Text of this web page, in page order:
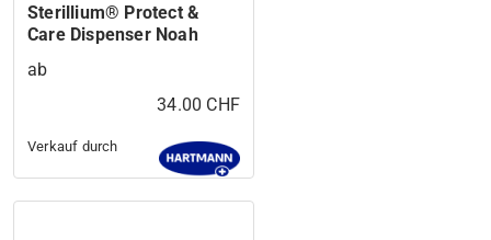
Sterillium® Protect &
Care Dispenser Noah
ab
34.00 CHF
Verkauf durch